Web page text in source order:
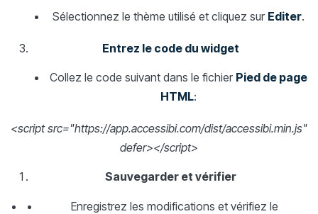
Sélectionnez le thème utilisé et cliquez sur Editer.
Entrez le code du widget
Collez le code suivant dans le fichier Pied de page
HTML:
<script src="https://app.accessibi.com/dist/accessibi.min.js"
defer></script>
Sauvegarder et vérifier
Enregistrez les modifications et vérifiez le